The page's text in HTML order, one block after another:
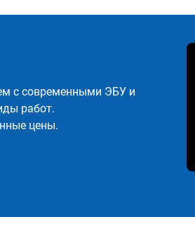
с современными ЭБУ и
работ.
цены.